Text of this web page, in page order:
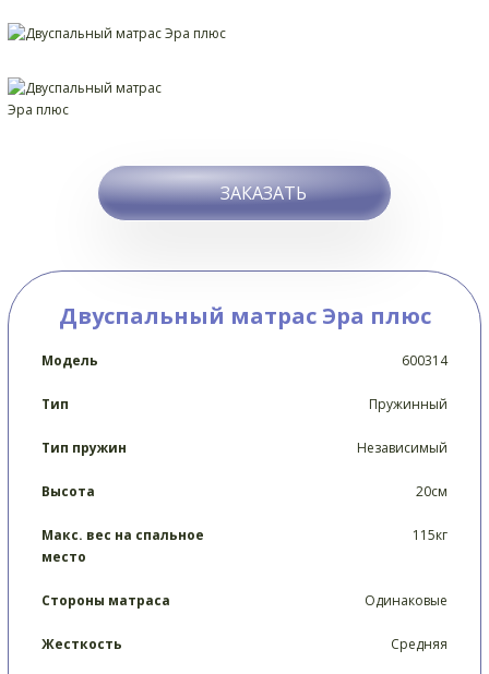
ЗАКАЗАТЬ
Двуспальный матрас Эра плюс
Модель 600314
Тип Пружинный
Тип пружин Независимый
Высота 20см
Макс. вес на спальное
место
115кг
Стороны матраса Одинаковые
Жесткость Средняя